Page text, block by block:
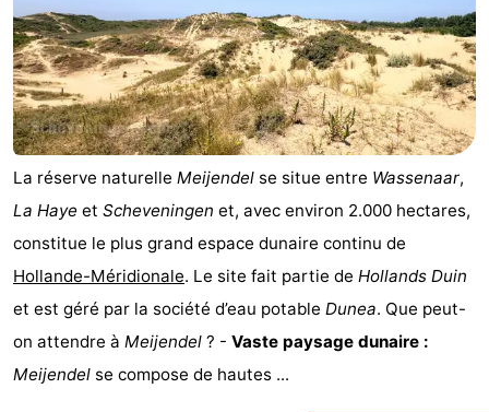
La réserve naturelle Meijendel se situe entre Wassenaar,
La Haye et Scheveningen et, avec environ 2.000 hectares,
constitue le plus grand espace dunaire continu de
Hollande-Méridionale. Le site fait partie de Hollands Duin
et est géré par la société d’eau potable Dunea. Que peut-
on attendre à Meijendel ? - Vaste paysage dunaire :
Meijendel se compose de hautes ...